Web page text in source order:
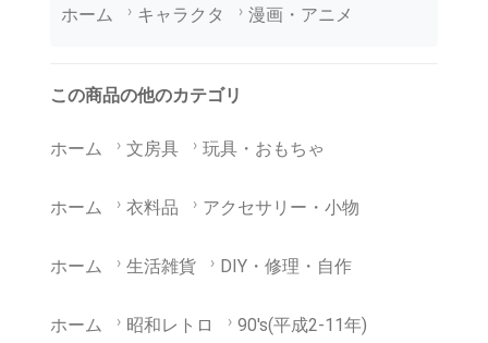
ホーム キャラクタ 漫画・アニメ
この商品の他のカテゴリ
ホーム 文房具 玩具・おもちゃ
ホーム 衣料品 アクセサリー・小物
ホーム 生活雑貨 DIY・修理・自作
ホーム 昭和レトロ 90's(平成2-11年)